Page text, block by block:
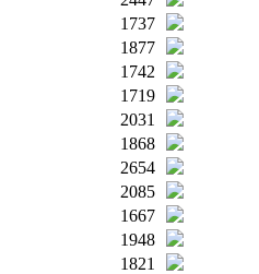
1737
1877
1742
1719
2031
1868
2654
2085
1667
1948
1821